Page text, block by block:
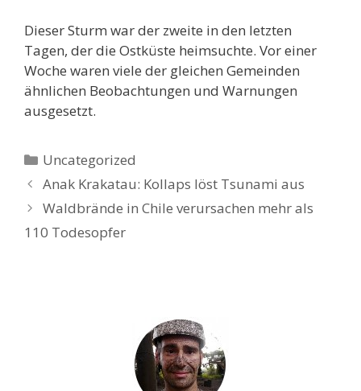
Dieser Sturm war der zweite in den letzten
Tagen, der die Ostküste heimsuchte. Vor einer
Woche waren viele der gleichen Gemeinden
ähnlichen Beobachtungen und Warnungen
ausgesetzt.
Kategorien
Uncategorized
Anak Krakatau: Kollaps löst Tsunami aus
Waldbrände in Chile verursachen mehr als
110 Todesopfer